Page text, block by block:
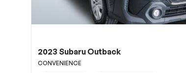
2023 Subaru Outback
CONVENIENCE